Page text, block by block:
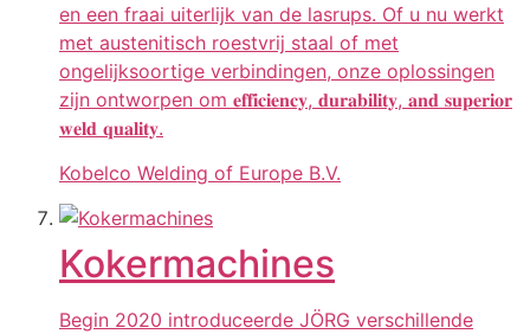
en een fraai uiterlijk van de lasrups. Of u nu werkt
met austenitisch roestvrij staal of met
ongelijksoortige verbindingen, onze oplossingen
zijn ontworpen om 𝐞𝐟𝐟𝐢𝐜𝐢𝐞𝐧𝐜𝐲, 𝐝𝐮𝐫𝐚𝐛𝐢𝐥𝐢𝐭𝐲, 𝐚𝐧𝐝 𝐬𝐮𝐩𝐞𝐫𝐢𝐨𝐫
𝐰𝐞𝐥𝐝 𝐪𝐮𝐚𝐥𝐢𝐭𝐲.
Kobelco Welding of Europe B.V.
Kokermachines
Begin 2020 introduceerde JÖRG verschillende